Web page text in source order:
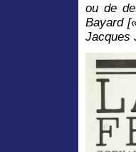
ou de
Bayard
Jacques